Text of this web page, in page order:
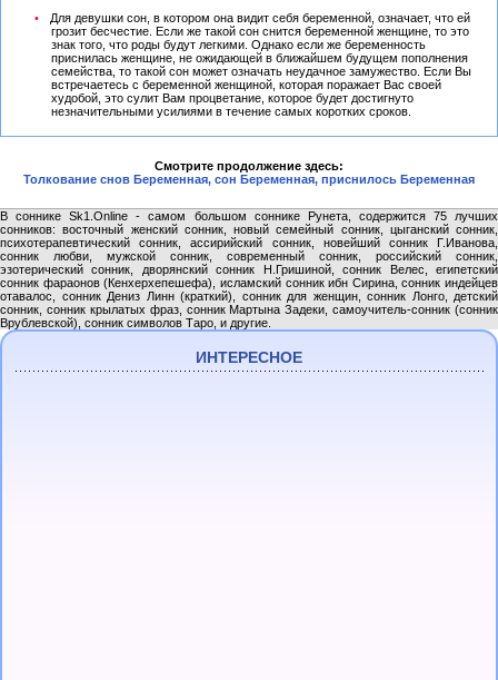
Для девушки сон, в котором она видит себя беременной, означает, что ей
грозит бесчестие. Если же такой сон снится беременной женщине, то это
знак того, что роды будут легкими. Однако если же беременность
приснилась женщине, не ожидающей в ближайшем будущем пополнения
семейства, то такой сон может означать неудачное замужество. Если Вы
встречаетесь с беременной женщиной, которая поражает Вас своей
худобой, это сулит Вам процветание, которое будет достигнуто
незначительными усилиями в течение самых коротких сроков.
Смотрите продолжение здесь:
Толкование снов Беременная, сон Беременная, приснилось Беременная
В соннике Sk1.Online - самом большом соннике Рунета, содержится 75 лучших
сонников: восточный женский сонник, новый семейный сонник, цыганский сонник,
психотерапевтический сонник, ассирийский сонник, новейший сонник Г.Иванова,
сонник любви, мужской сонник, современный сонник, российский сонник,
эзотерический сонник, дворянский сонник Н.Гришиной, сонник Велес, египетский
сонник фараонов (Кенхерхепешефа), исламский сонник ибн Сирина, сонник индейцев
отавалос, сонник Дениз Линн (краткий), сонник для женщин, сонник Лонго, детский
сонник, сонник крылатых фраз, сонник Мартына Задеки, самоучитель-сонник (сонник
Врублевской), сонник символов Таро, и другие.
ИНТЕРЕСНОЕ